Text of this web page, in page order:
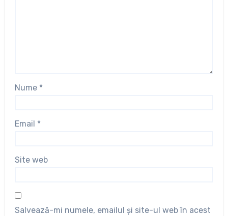
Nume *
Email *
Site web
Salvează-mi numele, emailul și site-ul web în acest